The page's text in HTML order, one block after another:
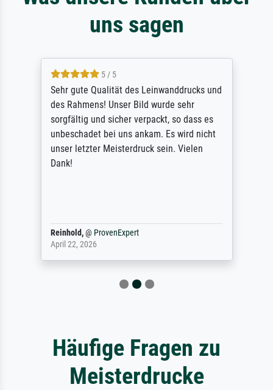
uns sagen
5 / 5
Sehr gute Qualität des Leinwanddrucks und
des Rahmens! Unser Bild wurde sehr
sorgfältig und sicher verpackt, so dass es
unbeschadet bei uns ankam. Es wird nicht
unser letzter Meisterdruck sein. Vielen
Dank!
Reinhold,@ ProvenExpert
April 22, 2026
Häufige Fragen zu
Meisterdrucke